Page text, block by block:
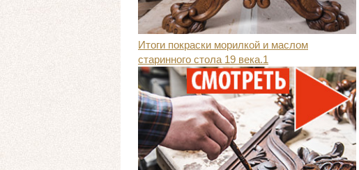
Итоги покраски морилкой и маслом
старинного стола 19 века.1